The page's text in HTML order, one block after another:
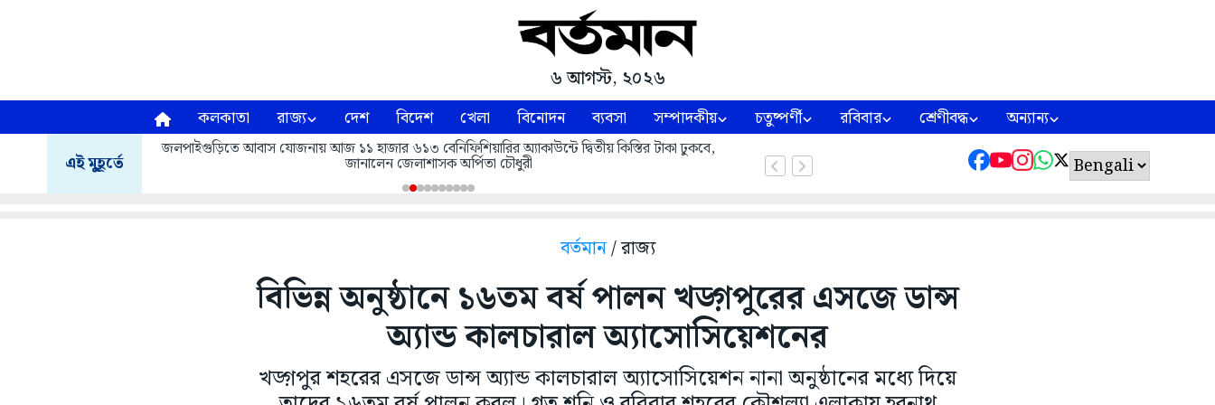
৬ আগস্ট, ২০২৬
কলকাতা রাজ্য দেশ বিদেশ খেলা বিনোদন ব্যবসা সম্পাদকীয় চতুষ্পর্ণী রবিবার শ্রেণীবদ্ধ অন্যান্য
এই মুহূর্তে
জলপাইগুড়িতে আবাস যোজনায় আজ ১১ হাজার ৬১৩ বেনিফিশিয়ারির অ্যাকাউন্টে দ্বিতীয় কিস্তির টাকা ঢুকবে,
জানালেন জেলাশাসক অর্পিতা চৌধুরী
বর্তমান/ রাজ্য
বিভিন্ন অনুষ্ঠানে ১৬তম বর্ষ পালন খড়্গপুরের এসজে ডান্স
অ্যান্ড কালচারাল অ্যাসোসিয়েশনের
খড়্গপুর শহরের এসজে ডান্স অ্যান্ড কালচারাল অ্যাসোসিয়েশন নানা অনুষ্ঠানের মধ্যে দিয়ে